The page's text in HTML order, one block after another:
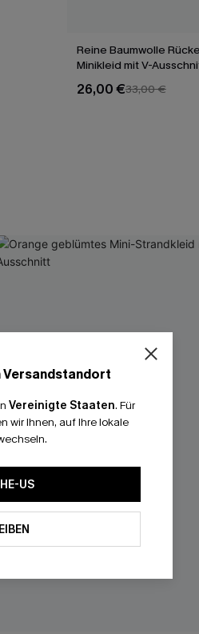
Reine Baumwolle
Minikleid mit V-
26,00 €33,00 €
Versandstandort
Vereinigte Staaten. Für
wir Ihnen, auf Ihre lokale
US